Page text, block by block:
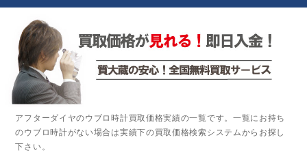
アフターダイヤのウブロ時計買取価格実績の一覧です。一覧にお持ち
のウブロ時計がない場合は実績下の買取価格検索システムからお探し
下さい。